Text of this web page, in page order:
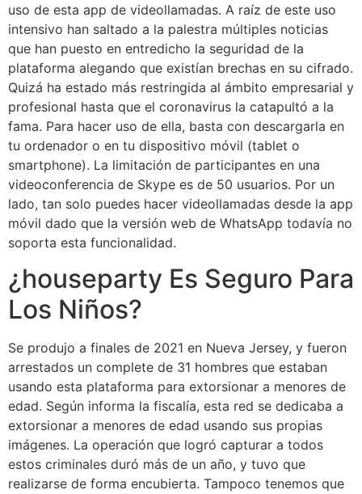
uso de esta app de videollamadas. A raíz de este uso
intensivo han saltado a la palestra múltiples noticias
que han puesto en entredicho la seguridad de la
plataforma alegando que existían brechas en su cifrado.
Quizá ha estado más restringida al ámbito empresarial y
profesional hasta que el coronavirus la catapultó a la
fama. Para hacer uso de ella, basta con descargarla en
tu ordenador o en tu dispositivo móvil (tablet o
smartphone). La limitación de participantes en una
videoconferencia de Skype es de 50 usuarios. Por un
lado, tan solo puedes hacer videollamadas desde la app
móvil dado que la versión web de WhatsApp todavía no
soporta esta funcionalidad.
¿houseparty Es Seguro Para
Los Niños?
Se produjo a finales de 2021 en Nueva Jersey, y fueron
arrestados un complete de 31 hombres que estaban
usando esta plataforma para extorsionar a menores de
edad. Según informa la fiscalía, esta red se dedicaba a
extorsionar a menores de edad usando sus propias
imágenes. La operación que logró capturar a todos
estos criminales duró más de un año, y tuvo que
realizarse de forma encubierta. Tampoco tenemos que